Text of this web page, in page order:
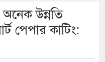
উন্নতি
পেপার কাটিং: